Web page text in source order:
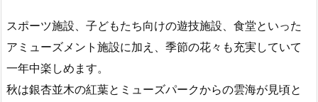
スポーツ施設、子どもたち向けの遊技施設、食堂といった
アミューズメント施設に加え、季節の花々も充実していて
一年中楽しめます。
秋は銀杏並木の紅葉とミューズパークからの雲海が見頃と